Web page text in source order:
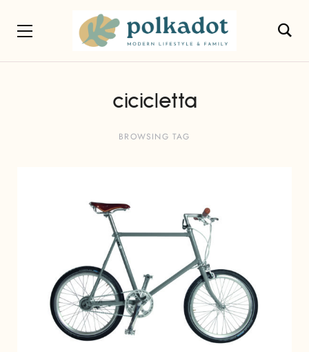
cicicletta
BROWSING TAG